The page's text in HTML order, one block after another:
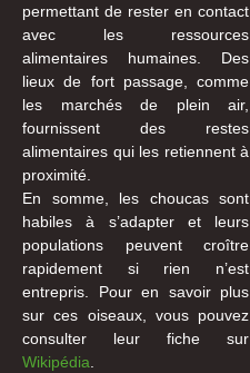
permettant de rester en contact
avec les ressources
alimentaires humaines. Des
lieux de fort passage, comme
les marchés de plein air,
fournissent des restes
alimentaires qui les retiennent à
proximité.
En somme, les choucas sont
habiles à s’adapter et leurs
populations peuvent croître
rapidement si rien n’est
entrepris. Pour en savoir plus
sur ces oiseaux, vous pouvez
consulter leur fiche sur
Wikipédia